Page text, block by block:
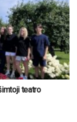
teatro